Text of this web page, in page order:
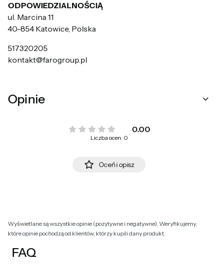
ODPOWIEDZIALNOŚCIĄ
ul. Marcina 11
40-854 Katowice, Polska
517320205
kontakt@farogroup.pl
Opinie
0.00
Liczba ocen: 0
Oceń i opisz
Wyświetlane są wszystkie opinie (pozytywne i negatywne). Weryfikujemy,
które opinie pochodzą od klientów, którzy kupili dany produkt.
FAQ